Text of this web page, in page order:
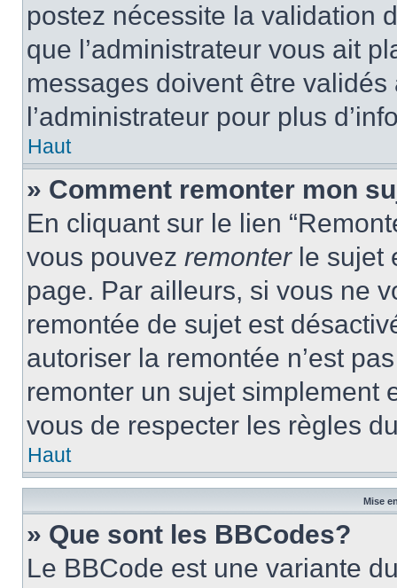
postez nécessite la validation
que l’administrateur vous ait
messages doivent être validés
l’administrateur pour plus
Haut
» Comment remonter mon
En cliquant sur le lien
vous pouvez remonterle sujet
page. Par ailleurs, si vous ne
remontée de sujet est
autoriser la remontée n’est
remonter un sujet simplement
vous de respecter les règles
Haut
Mise
» Que sont les BBCodes?
Le BBCode est une variante